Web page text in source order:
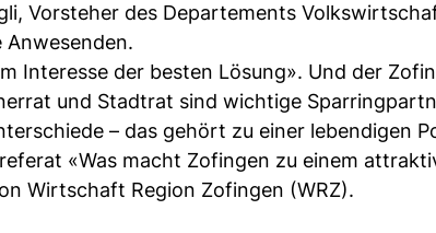
Vorsteher des Departements
Anwesenden.
Interesse der besten Lösung». Und der
und Stadtrat sind wichtige
– das gehört zu einer lebendigen
«Was macht Zofingen zu einem
Wirtschaft Region Zofingen (WRZ).